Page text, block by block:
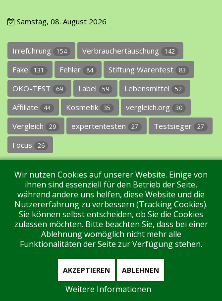
Samstag, 08. August 2026
Irreführung 154 Verbrauchertäuschung 142
Fake 131 Fehler 84 Stiftung Warentest 83
ÖKO-TEST 69 Label 59 Lebensmittel 52
Affiliate 44 Kosmetik 35 vergleich.org 30
Vergleich 29 expertentesten 27 Testsieger 27
Focus 26
Impressum Datenschutz Über uns Kontakt
Tags Unterstützen Sie uns! Login
Aktuell sind 74 Gäste und keine Mitglieder online
Wir nutzen Cookies auf unserer Website. Einige von
ihnen sind essenziell für den Betrieb der Seite,
während andere uns helfen, diese Website und die
Nutzererfahrung zu verbessern (Tracking Cookies).
Sie können selbst entscheiden, ob Sie die Cookies
zulassen möchten. Bitte beachten Sie, dass bei einer
Ablehnung womöglich nicht mehr alle
Funktionalitäten der Seite zur Verfügung stehen.
AKZEPTIEREN ABLEHNEN
Weitere Informationen